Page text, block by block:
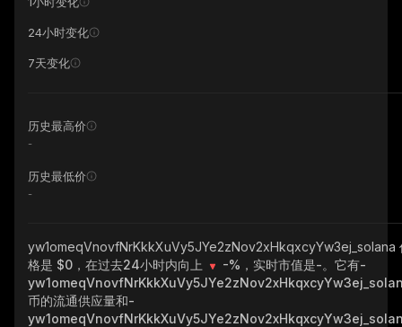
24小时变化
7天变化
历史最高价
-
历史最低价
-
yw1omeqVnovfNrKkkXuVy5JYe2zNov2xHkqxcyYw3ej_solana
格是 $0，在过去24小时内向上
-% ，实时市值是-。它有-
币的流通供应量和-